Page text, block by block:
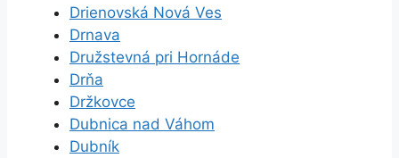
Drienovská Nová Ves
Drnava
Družstevná pri Hornáde
Drňa
Držkovce
Dubnica nad Váhom
Dubník